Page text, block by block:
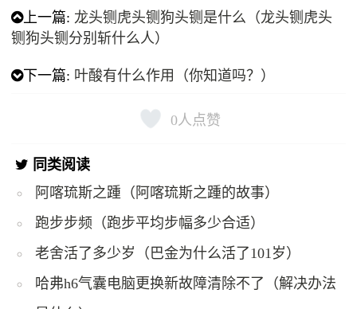
上一篇: 龙头铡虎头铡狗头铡是什么（龙头铡虎头
铡狗头铡分别斩什么人）
下一篇: 叶酸有什么作用（你知道吗？）
0人点赞
同类阅读
阿喀琉斯之踵（阿喀琉斯之踵的故事）
跑步步频（跑步平均步幅多少合适）
老舍活了多少岁（巴金为什么活了101岁）
哈弗h6气囊电脑更换新故障清除不了（解决办法